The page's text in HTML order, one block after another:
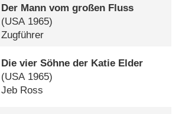
Der Mann vom großen Fluss
(USA 1965)
Zugführer
Die vier Söhne der Katie Elder
(USA1965)
Jeb Ross